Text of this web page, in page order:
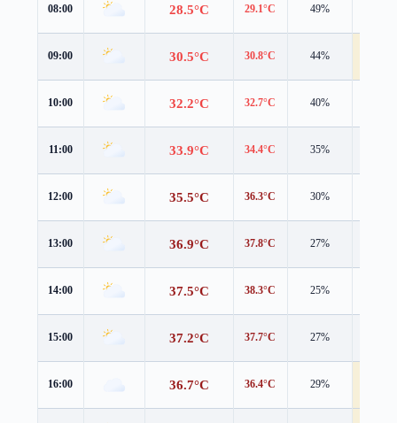
08:00 28.5°C 29.1°C 49%
09:00 30.5°C 30.8°C 44%
10:00 32.2°C 32.7°C 40%
11:00 33.9°C 34.4°C 35%
12:00 35.5°C 36.3°C 30%
13:00 36.9°C 37.8°C 27%
14:00 37.5°C 38.3°C 25%
15:00 37.2°C 37.7°C 27%
16:00 36.7°C 36.4°C 29%